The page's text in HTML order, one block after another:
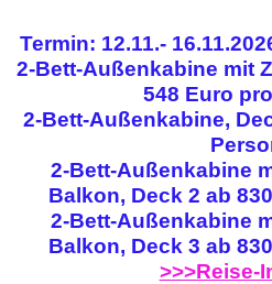
Termin: 12.11.-
2-Bett-Außenkabine mit
548 Euro
2-Bett-Außenkabine,
2-Bett-Außenkabine
Balkon, Deck 2 ab
2-Bett-Außenkabine
Balkon, Deck 3 ab
>>>Reise-